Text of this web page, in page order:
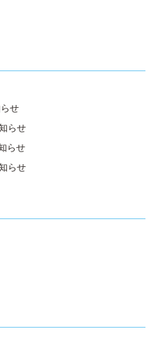
せ
らせ
らせ
らせ